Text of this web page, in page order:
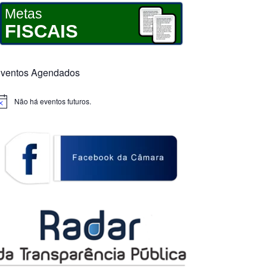
Metas
FISCAIS
Agendados
Não há eventos futuros.